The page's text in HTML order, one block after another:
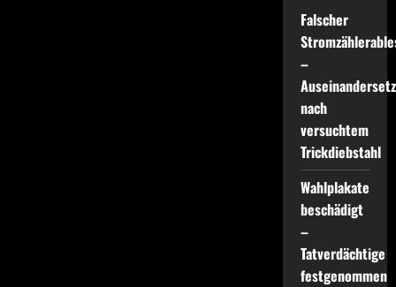
Falscher
–
nach
versuchtem
Trickdiebstahl
Wahlplakate
beschädigt
–
Tatverdächtige
festgenommen